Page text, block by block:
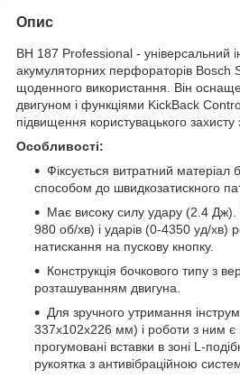
Опис
BH 187 Professional - універсальний
акумуляторних перфораторів Bosch
щоденного використання. Він
двигуном і функціями KickBack
підвищення користувацького захисту
Особливості:
Фіксується витратний матеріал
способом до швидкозатискного
Має високу силу удару (2.4 Дж).
980 об/хв) і ударів (0-4350 уд/хв)
натискання на пускову кнопку.
Конструкція бочкового типу з
розташуванням двигуна.
Для зручного утримання
337х102х226 мм) і роботи з ним є
прогумовані вставки в зоні L-
рукоятка з антивібраційною